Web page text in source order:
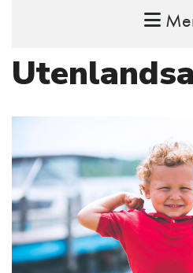
FRI – foreningen
STÅ OPP FOR RETTEN